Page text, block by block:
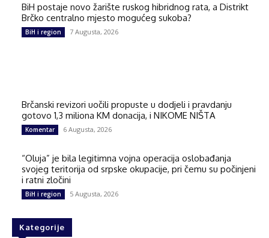
BiH postaje novo žarište ruskog hibridnog rata, a Distrikt
Brčko centralno mjesto mogućeg sukoba?
BiH i region 7 Augusta, 2026
Brčanski revizori uočili propuste u dodjeli i pravdanju
gotovo 1,3 miliona KM donacija, i NIKOME NIŠTA
Komentar 6 Augusta, 2026
“Oluja” je bila legitimna vojna operacija oslobađanja
svojeg teritorija od srpske okupacije, pri čemu su počinjeni
i ratni zločini
BiH i region 5 Augusta, 2026
Kategorije